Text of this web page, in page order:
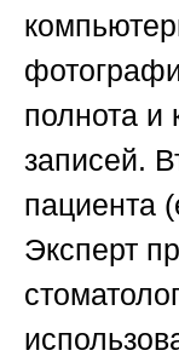
полнота и
записей.
пациента
Эксперт